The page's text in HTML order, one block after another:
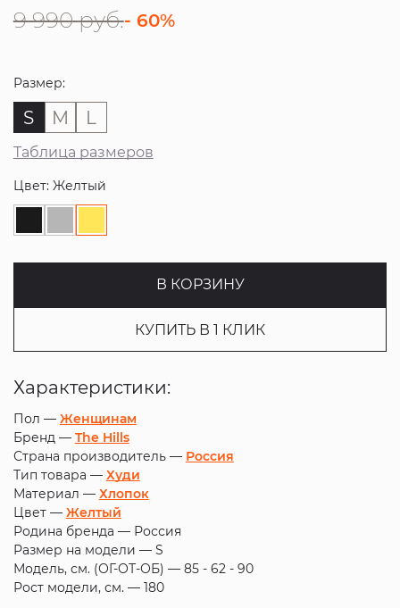
9 990 руб.- 60%
Размер:
S M L
Таблица размеров
Цвет: Желтый
В КОРЗИНУ
КУПИТЬ В 1 КЛИК
Характеристики:
Пол — Женщинам
Бренд — The Hills
Страна производитель — Россия
Тип товара — Худи
Материал — Хлопок
Цвет — Желтый
Родина бренда — Россия
Размер на модели — S
Модель, см. (ОГ-ОТ-ОБ) — 85 - 62 - 90
Рост модели, см. — 180